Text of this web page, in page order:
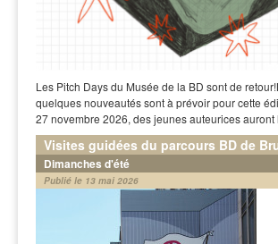
Les Pitch Days du Musée de la BD sont de
quelques nouveautés sont à prévoir pour cette
27 novembre 2026, des jeunes auteurices
Visites guidées du parcours BD de
Dimanches d'été
Publié le 13 mai 2026